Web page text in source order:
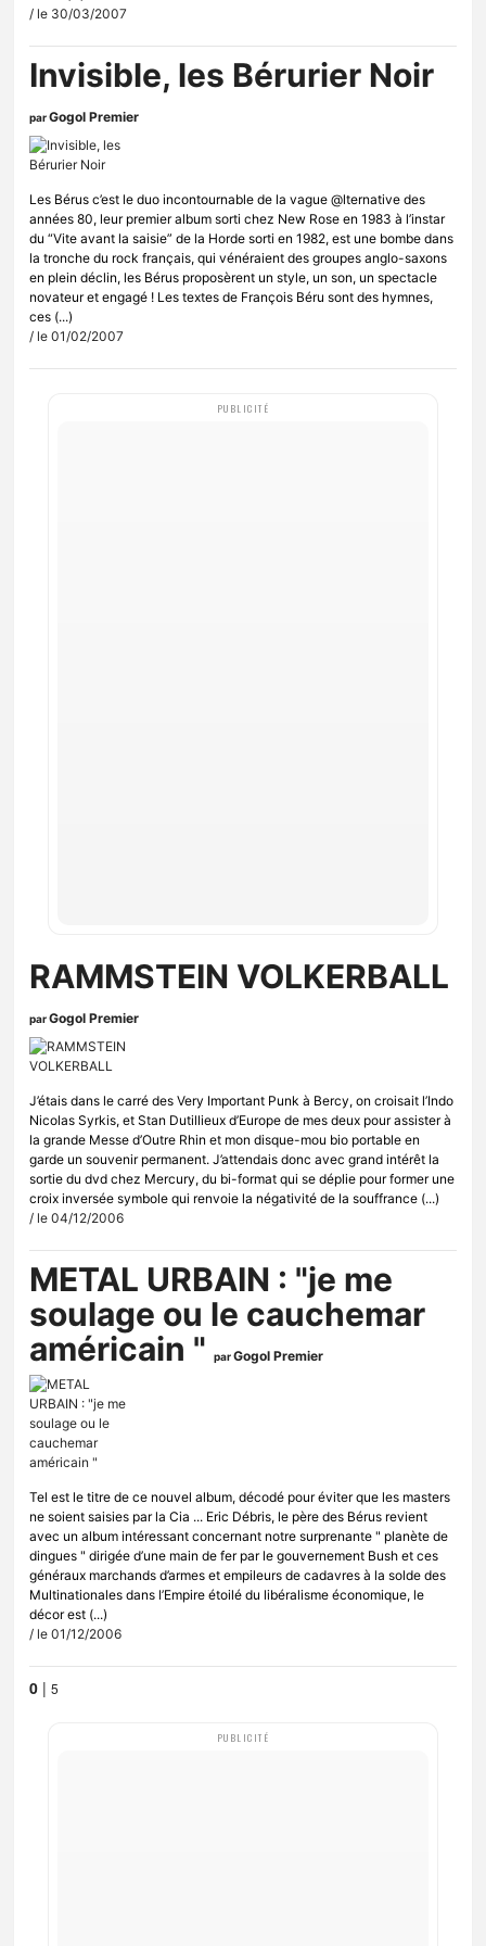
/ le 30/03/2007
Invisible, les Bérurier Noir
parGogol Premier
Les Bérus c’est le duo incontournable de la vague @lternative des
années 80, leur premier album sorti chez New Rose en 1983 à l’instar
du “Vite avant la saisie” de la Horde sorti en 1982, est une bombe dans
la tronche du rock français, qui vénéraient des groupes anglo-saxons
en plein déclin, les Bérus proposèrent un style, un son, un spectacle
novateur et engagé ! Les textes de François Béru sont des hymnes,
ces (...)
/ le 01/02/2007
PUBLICITÉ
RAMMSTEIN VOLKERBALL
parGogol Premier
J’étais dans le carré des Very Important Punk à Bercy, on croisait l’Indo
Nicolas Syrkis, et Stan Dutillieux d’Europe de mes deux pour assister à
la grande Messe d’Outre Rhin et mon disque-mou bio portable en
garde un souvenir permanent. J’attendais donc avec grand intérêt la
sortie du dvd chez Mercury, du bi-format qui se déplie pour former une
croix inversée symbole qui renvoie la négativité de la souffrance (...)
/ le 04/12/2006
METAL URBAIN : "je me
soulage ou le cauchemar
américain "
parGogol Premier
Tel est le titre de ce nouvel album, décodé pour éviter que les masters
ne soient saisies par la Cia ... Eric Débris, le père des Bérus revient
avec un album intéressant concernant notre surprenante " planète de
dingues " dirigée d’une main de fer par le gouvernement Bush et ces
généraux marchands d’armes et empileurs de cadavres à la solde des
Multinationales dans l’Empire étoilé du libéralisme économique, le
décor est (...)
/ le 01/12/2006
0 | 5
PUBLICITÉ